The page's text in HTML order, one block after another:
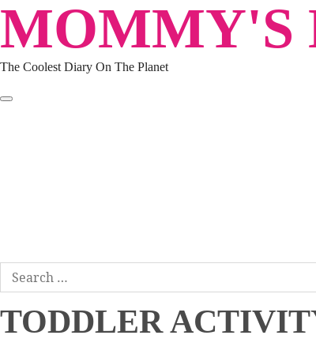
Skip
content
MOMMY'S
The Coolest Diary On The Planet
Search
for:
TODDLER